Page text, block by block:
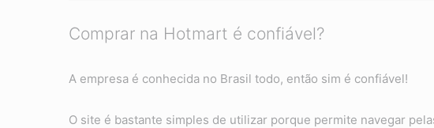
Comprar na Hotmart é confiável?
A empresa é conhecida no Brasil todo, então sim é confiável!
O site é bastante simples de utilizar porque permite navegar